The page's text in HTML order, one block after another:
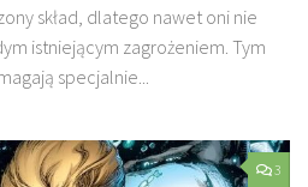
skład, dlatego nawet oni nie
istniejącym zagrożeniem. Tym
specjalnie...
3